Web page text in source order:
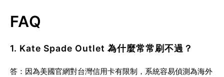
FAQ
1. Kate Spade Outlet 為什麼常常刷不過？
答：因為美國官網對台灣信用卡有限制，系統容易偵測為海外